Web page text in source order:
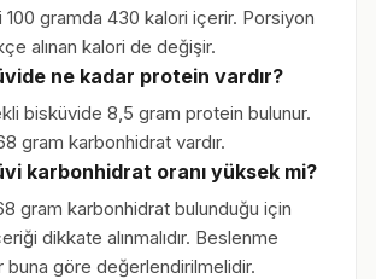
100 gramda 430 kalori içerir. Porsiyon
alınan kalori de değişir.
ne kadar protein vardır?
bisküvide 8,5 gram protein bulunur.
gram karbonhidrat vardır.
karbonhidrat oranı yüksek mi?
gram karbonhidrat bulunduğu için
dikkate alınmalıdır. Beslenme
buna göre değerlendirilmelidir.